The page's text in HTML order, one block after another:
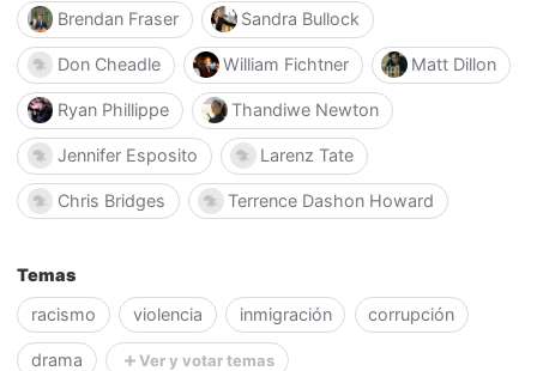
Brendan Fraser
Sandra Bullock
Don Cheadle William Fichtner Matt Dillon
Ryan Phillippe Thandiwe Newton
Jennifer Esposito Larenz Tate
Chris Bridges Terrence Dashon Howard
Temas
racismo
violencia inmigración corrupción
drama Ver y votar temas